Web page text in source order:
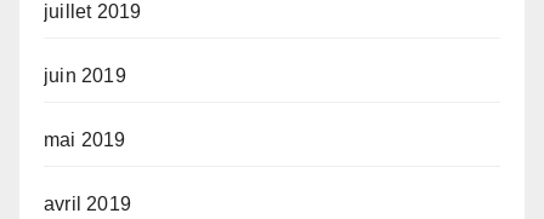
juillet 2019
juin 2019
mai 2019
avril 2019